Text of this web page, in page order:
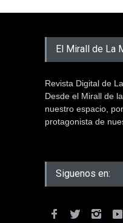
El Mirall de La
Revista Digital de
Desde el Mirall de
nuestro espacio,
protagonista de
Siguenos en: